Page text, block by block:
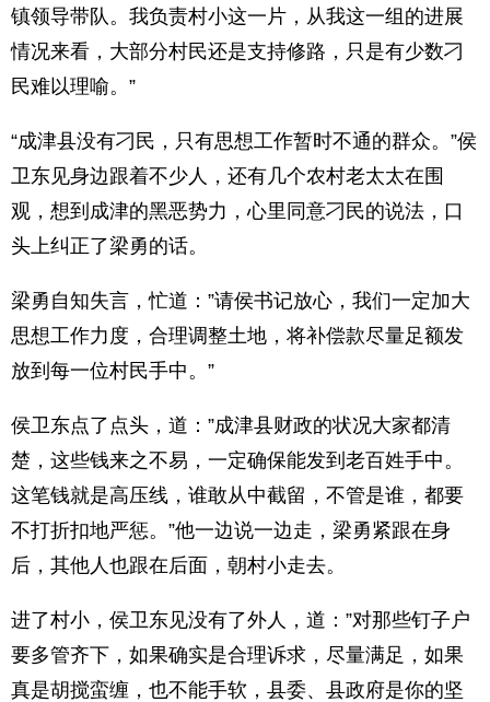
镇领导带队。我负责村小这一片，从我这一组的进展
情况来看，大部分村民还是支持修路，只是有少数刁
民难以理喻。”
“成津县没有刁民，只有思想工作暂时不通的群众。”侯
卫东见身边跟着不少人，还有几个农村老太太在围
观，想到成津的黑恶势力，心里同意刁民的说法，口
头上纠正了梁勇的话。
梁勇自知失言，忙道：”请侯书记放心，我们一定加大
思想工作力度，合理调整土地，将补偿款尽量足额发
放到每一位村民手中。”
侯卫东点了点头，道：”成津县财政的状况大家都清
楚，这些钱来之不易，一定确保能发到老百姓手中。
这笔钱就是高压线，谁敢从中截留，不管是谁，都要
不打折扣地严惩。”他一边说一边走，梁勇紧跟在身
后，其他人也跟在后面，朝村小走去。
进了村小，侯卫东见没有了外人，道：”对那些钉子户
要多管齐下，如果确实是合理诉求，尽量满足，如果
真是胡搅蛮缠，也不能手软，县委、县政府是你的坚